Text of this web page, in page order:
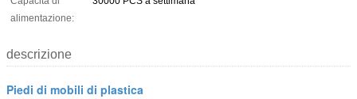
alimentazione:
descrizione
Piedi di mobili di plastica